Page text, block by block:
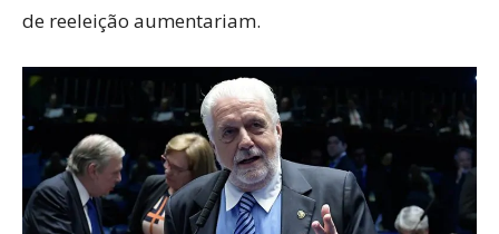
de reeleição aumentariam.